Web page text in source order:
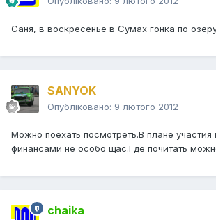
Саня, в воскресенье в Сумах гонка по
SANYOK
Опубліковано: 9 лютого 2012
Можно поехать посмотреть.В плане участия
финансами не особо щас.Где почитать
chaika